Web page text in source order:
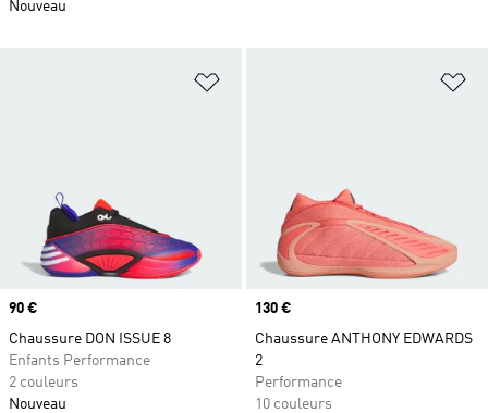
Ajouter à la Liste de produits
Prix
90 €
Chaussure DON ISSUE 8
Enfants Performance
2 couleurs
Nouveau
Prix
130 €
Chaussure ANTHONY EDWARDS
2
Performance
10 couleurs
Nouveau